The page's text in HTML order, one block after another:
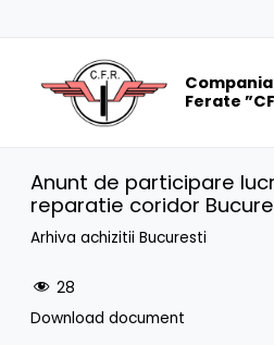
Ferate
Anunt de participare
reparatie coridor
Arhiva achizitii Bucuresti
28
Download document